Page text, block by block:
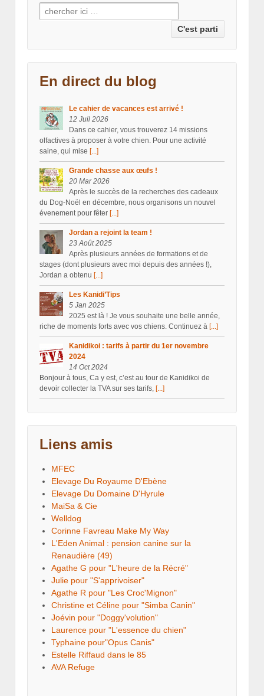
Recherche pour:
En direct du blog
Le cahier de vacances est arrivé !
12 Juil 2026
Dans ce cahier, vous trouverez 14 missions
olfactives à proposer à votre chien. Pour une activité
saine, qui mise [...]
Grande chasse aux œufs !
20 Mar 2026
Après le succès de la recherches des cadeaux
du Dog-Noël en décembre, nous organisons un nouvel
évenement pour fêter [...]
Jordan a rejoint la team !
23 Août 2025
Après plusieurs années de formations et de
stages (dont plusieurs avec moi depuis des années !),
Jordan a obtenu [...]
Les Kanidi’Tips
5 Jan 2025
2025 est là ! Je vous souhaite une belle année,
riche de moments forts avec vos chiens. Continuez à [...]
Kanidikoi : tarifs à partir du 1er novembre
2024
14 Oct 2024
Bonjour à tous, Ca y est, c’est au tour de Kanidikoi de
devoir collecter la TVA sur ses tarifs, [...]
Liens amis
MFEC
Elevage Du Royaume D'Ebène
Elevage Du Domaine D'Hyrule
MaiSa & Cie
Welldog
Corinne Favreau Make My Way
L'Eden Animal : pension canine sur la
Renaudière (49)
Agathe G pour "L'heure de la Récré"
Julie pour "S'apprivoiser"
Agathe R pour "Les Croc'Mignon"
Christine et Céline pour "Simba Canin"
Joévin pour "Doggy'volution"
Laurence pour "L'essence du chien"
Typhaine pour"Opus Canis"
Estelle Riffaud dans le 85
AVA Refuge